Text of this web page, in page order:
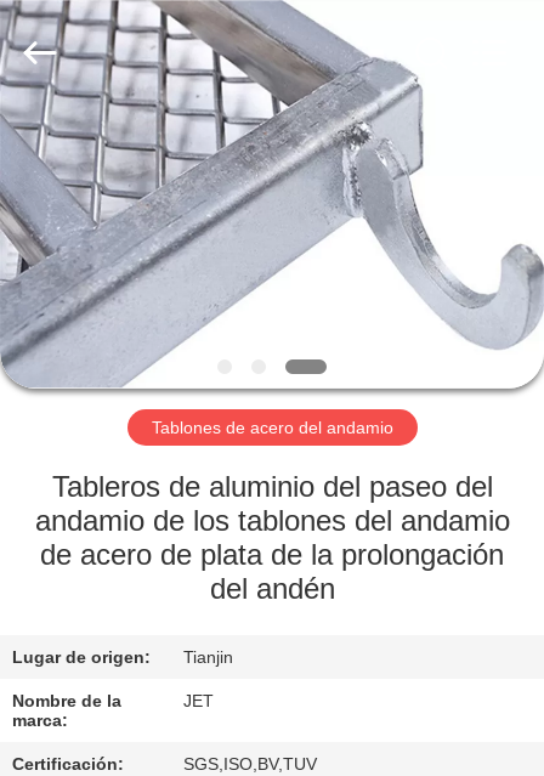
INICIO
PRODUCTOS
SOBRE
NOSOTROS
VISITA
FÁBRICA
CALIDAD
CONTÁCTENOS
Jet
Scaffold
&
Formwork
System
Co.,
All
Rights
Reserved.
Tablones de acero del andamio
Tableros de aluminio del paseo del
andamio de los tablones del andamio
de acero de plata de la prolongación
del andén
Lugar de origen: Tianjin
Nombre de la
marca:
JET
Certificación: SGS,ISO,BV,TUV